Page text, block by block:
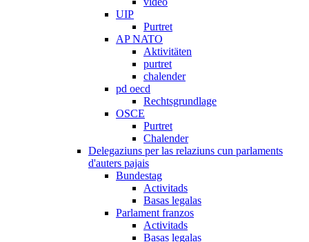
UIP
Purtret
AP NATO
Aktivitäten
purtret
chalender
pd oecd
Rechtsgrundlage
OSCE
Purtret
Chalender
Delegaziuns per las relaziuns cun parlaments
d'auters pajais
Bundestag
Activitads
Basas legalas
Parlament franzos
Activitads
Basas legalas